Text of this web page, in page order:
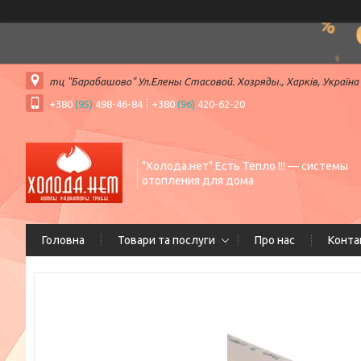
тц "Барабашово" Ул.Елены Стасовой. Хозряды., Харків, Україна
+380 (95) 498-46-84 +380 (96) 420-62-20
"Холода.нет" Есть Тепло !!! — системы
отопления для дома
Головна Товари та послуги Про нас